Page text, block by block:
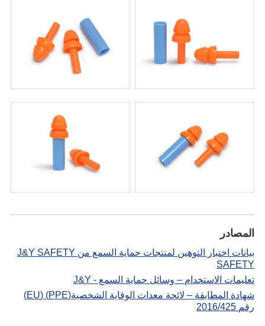
المصادر
بيانات اختبار التوهين لمنتجات حماية السمع من J&Y SAFETY
SAFETY
تعليمات الاستخدام – وسائل حماية السمع - J&Y
شهادة المطابقة – لائحة معدات الوقاية الشخصية(PPE) (EU)
رقم 2016/425